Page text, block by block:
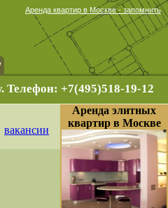
Аренда квартир в Москве - запомнить
Телефон: +7(495)518-19-12
вакансии
Аренда элитных
квартир в Москве